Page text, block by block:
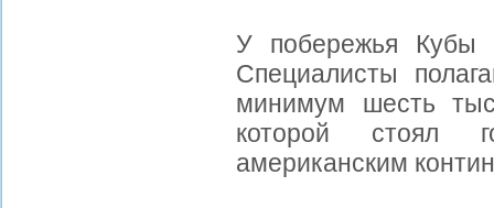
У побережья Кубы
Специалисты
минимум шесть
которой стоял
американским